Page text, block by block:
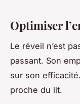
Optimiser
Le réveil n’est
passant. Son
sur son
proche du lit.